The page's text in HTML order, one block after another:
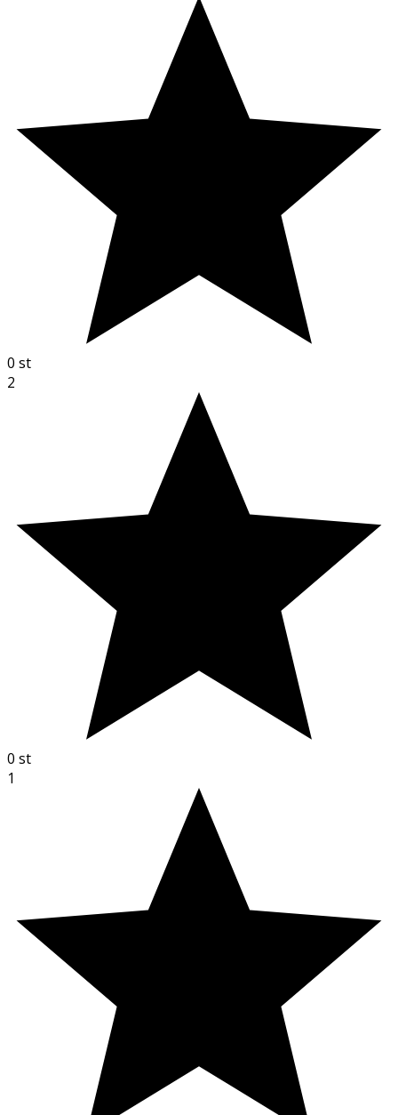
0 st
2
0 st
1